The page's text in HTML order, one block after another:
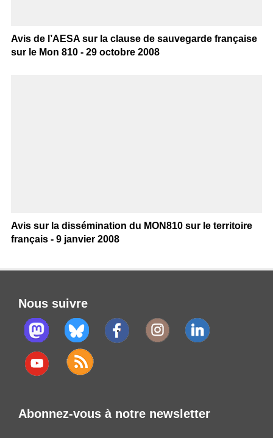
Avis de l’AESA sur la clause de sauvegarde française
sur le Mon 810 - 29 octobre 2008
Avis sur la dissémination du MON810 sur le territoire
français - 9 janvier 2008
Nous suivre
Abonnez-vous à notre newsletter